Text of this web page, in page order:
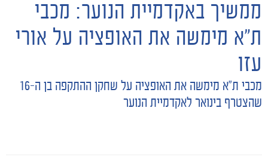
ממשיך באקדמיית הנוער: מכבי
ת״א מימשה את האופציה על אורי
עזו
מכבי ת״א מימשה את האופציה על שחקן ההתקפה בן ה-16
שהצטרף בינואר לאקדמיית הנוער